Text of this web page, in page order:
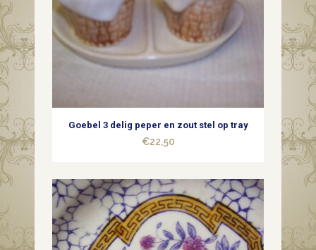
Goebel 3 delig peper en zout stel op tray
€22,50